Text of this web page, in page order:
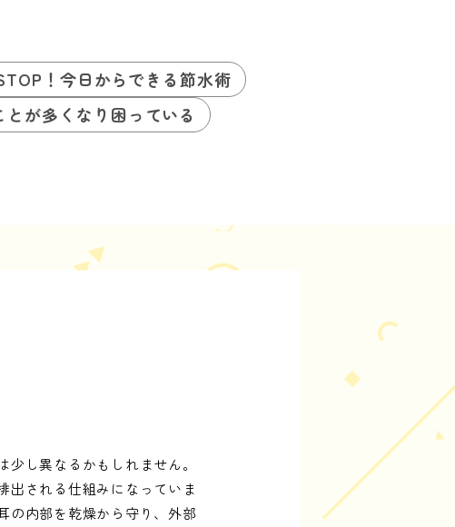
！今日からできる節水術
とが多くなり困っている
し異なるかもしれません。
出される仕組みになっていま
の内部を乾燥から守り、外部